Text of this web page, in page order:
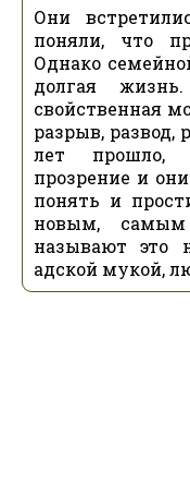
Они
поняли, что
Однако
долгая
свойственная
разрыв,
лет прошло,
прозрение и
понять и
новым,
называют это
адской мукой,